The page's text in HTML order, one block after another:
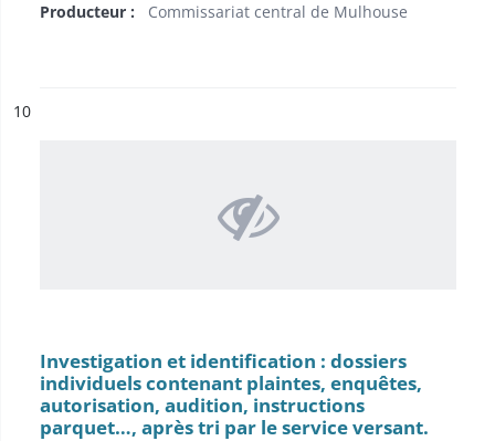
Producteur : Commissariat central de Mulhouse
n°
10
Investigation et identification : dossiers
individuels contenant plaintes, enquêtes,
autorisation, audition, instructions
parquet…, après tri par le service versant.